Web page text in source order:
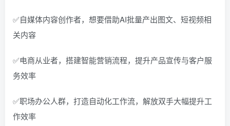
✅自媒体内容创作者，想要借助AI批量产出图文、短视频相
关内容
✅电商从业者，搭建智能营销流程，提升产品宣传与客户服
务效率
✅职场办公人群，打造自动化工作流，解放双手大幅提升工
作效率